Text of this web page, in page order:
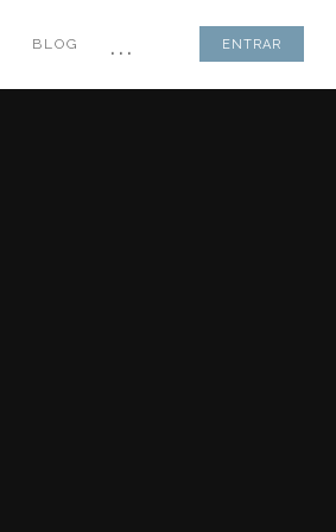
BLOG ... ENTRAR